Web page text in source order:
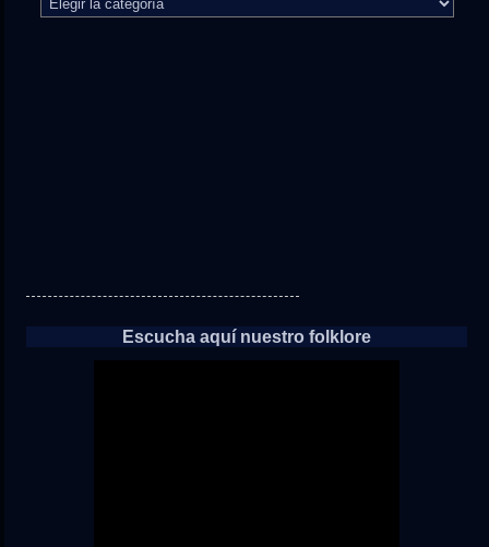
camino
Escucha aquí nuestro folklore